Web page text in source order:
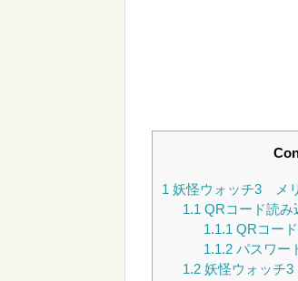
1 妖怪ウォッチ3 メ
1.1 QRコード読み
1.1.1 QRコー
1.1.2パスワー
1.2妖怪ウォッチ